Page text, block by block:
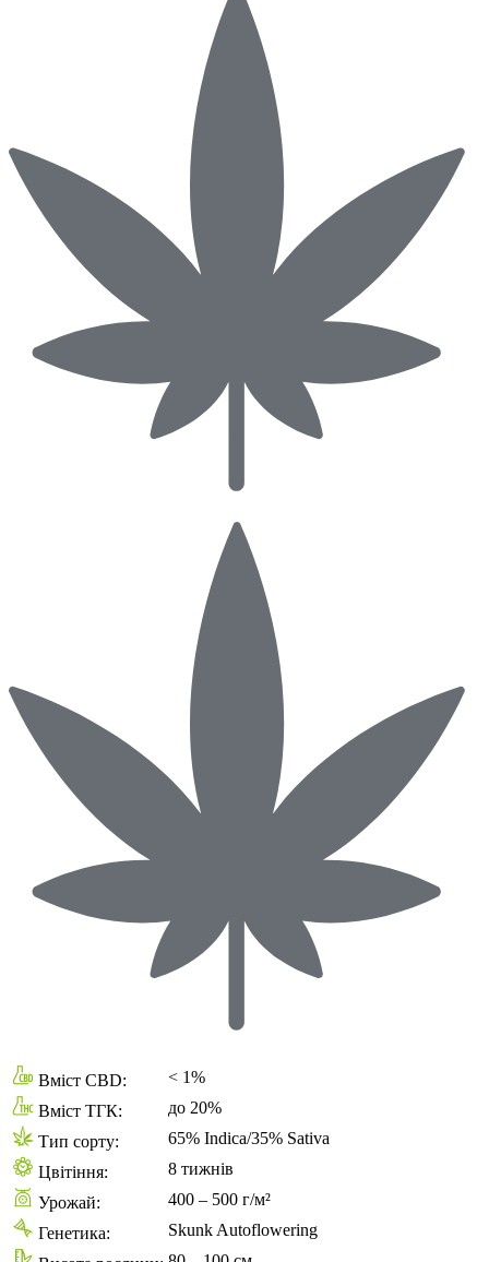
Вміст CBD:
< 1%
Вміст ТГК:
до 20%
Тип сорту:
65% Indica/35% Sativa
Цвітіння:
8 тижнів
Урожай:
400 – 500 г/м²
Генетика:
Skunk Autoflowering